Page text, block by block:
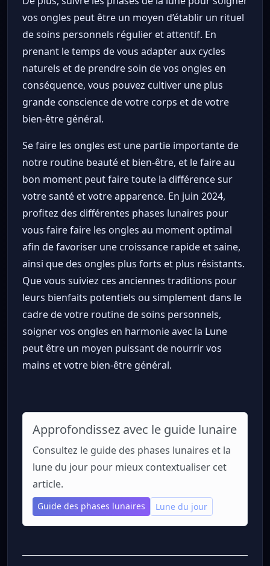
vos ongles peut être un moyen d’établir un rituel
de soins personnels régulier et attentif. En
prenant le temps de vous adapter aux cycles
naturels et de prendre soin de vos ongles en
conséquence, vous pouvez cultiver une plus
grande conscience de votre corps et de votre
bien-être général.
Se faire les ongles est une partie importante de
notre routine beauté et bien-être, et le faire au
bon moment peut faire toute la différence sur
votre santé et votre apparence. En juin 2024,
profitez des différentes phases lunaires pour
vous faire faire les ongles au moment optimal
afin de favoriser une croissance rapide et saine,
ainsi que des ongles plus forts et plus résistants.
Que vous suiviez ces anciennes traditions pour
leurs bienfaits potentiels ou simplement dans le
cadre de votre routine de soins personnels,
soigner vos ongles en harmonie avec la Lune
peut être un moyen puissant de nourrir vos
mains et votre bien-être général.
Approfondissez avec le guide lunaire
Consultez le guide des phases lunaires et la
lune du jour pour mieux contextualiser cet
article.
Guide des phases lunaires Lune du jour